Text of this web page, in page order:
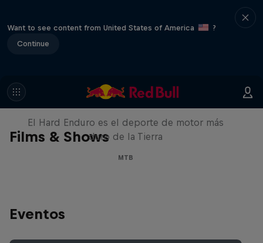
Want to see content from United States of America
?
Continue
Films & Shows
Hard Enduro 2025: ¿La
temporada más difícil?
El Hard Enduro es el deporte de motor más
duro de la Tierra
MTB
Eventos